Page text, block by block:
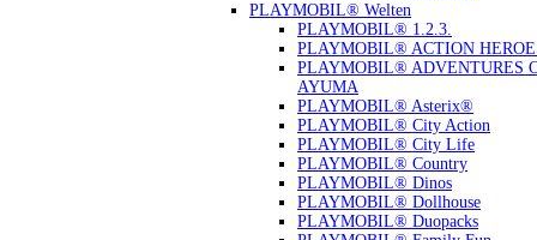
PLAYMOBIL® Welten
PLAYMOBIL® 1.2.3.
PLAYMOBIL® ACTION
PLAYMOBIL® ADVENTURES
AYUMA
PLAYMOBIL® Asterix®
PLAYMOBIL® City Action
PLAYMOBIL® City Life
PLAYMOBIL® Country
PLAYMOBIL® Dinos
PLAYMOBIL® Dollhouse
PLAYMOBIL® Duopacks